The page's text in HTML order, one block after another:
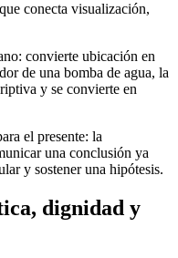
conecta visualización,
convierte ubicación en
de una bomba de agua, la
y se convierte en
el presente: la
una conclusión ya
y sostener una hipótesis.
dignidad y